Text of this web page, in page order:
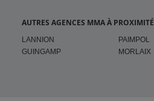
AUTRES AGENCES MMA À PROXIMITÉ
LANNION
PAIMPOL
GUINGAMP
MORLAIX